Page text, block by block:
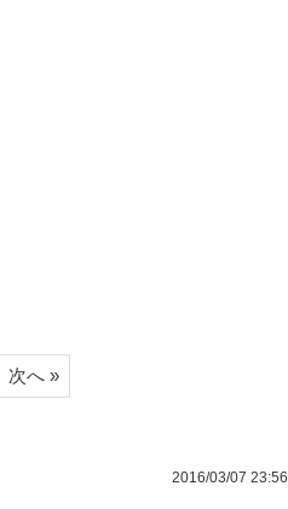
次へ »
2016/03/07 23:56